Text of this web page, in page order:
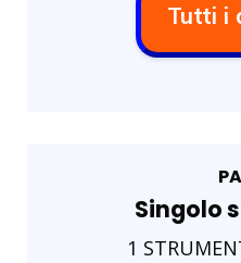
Tutti i
Singolo
1